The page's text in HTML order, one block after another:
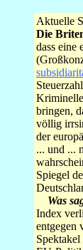
Aktuelle
Die
dass eine
bringen,
völlig
der
... und ...
Spiegel
Was
Index
entgegen